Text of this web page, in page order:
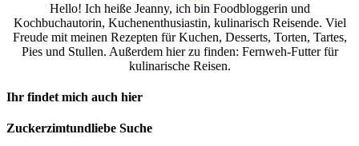
Hello! Ich heiße Jeanny, ich bin Foodbloggerin und
Kochbuchautorin, Kuchenenthusiastin, kulinarisch Reisende. Viel
Freude mit meinen Rezepten für Kuchen, Desserts, Torten, Tartes,
Pies und Stullen. Außerdem hier zu finden: Fernweh-Futter für
kulinarische Reisen.
Ihr findet mich auch hier
Zuckerzimtundliebe Suche